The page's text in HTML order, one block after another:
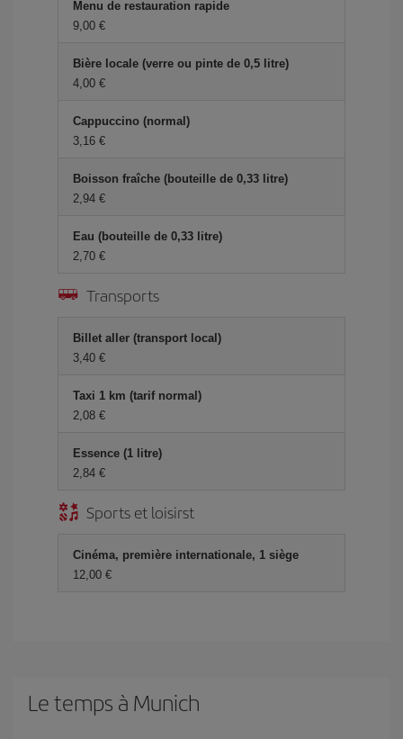
Menu de restauration rapide
9,00 €
Bière locale (verre ou pinte de 0,5 litre)
4,00 €
Cappuccino (normal)
3,16 €
Boisson fraîche (bouteille de 0,33 litre)
2,94 €
Eau (bouteille de 0,33 litre)
2,70 €
Transports
Billet aller (transport local)
3,40 €
Taxi 1 km (tarif normal)
2,08 €
Essence (1 litre)
2,84 €
Sports et loisirst
Cinéma, première internationale, 1 siège
12,00 €
Le temps à Munich